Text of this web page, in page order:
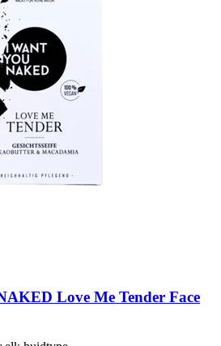
Love Me Tender Face